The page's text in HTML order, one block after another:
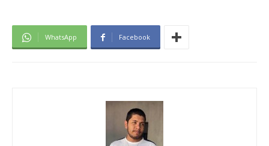
WhatsApp Facebook